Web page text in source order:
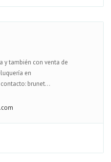
y también con venta de
en
brunet...